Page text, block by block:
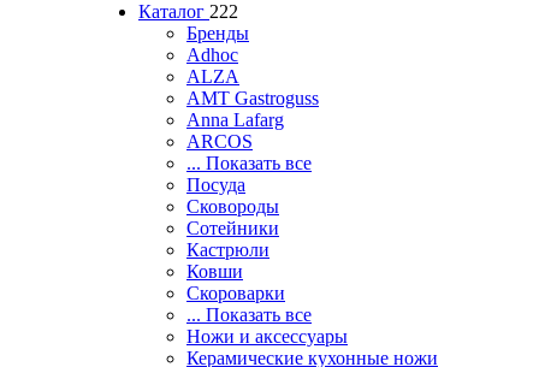
Каталог 222
Бренды
Adhoc
ALZA
AMT Gastroguss
Anna Lafarg
ARCOS
... Показать все
Посуда
Сковороды
Сотейники
Кастрюли
Ковши
Скороварки
... Показать все
Ножи и аксессуары
Керамические кухонные ножи